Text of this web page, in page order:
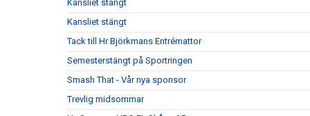
Kansliet stängt
Kansliet stängt
Tack till Hr Björkmans Entrémattor
Semesterstängt på Sportringen
Smash That - Vår nya sponsor
Trevlig midsommar